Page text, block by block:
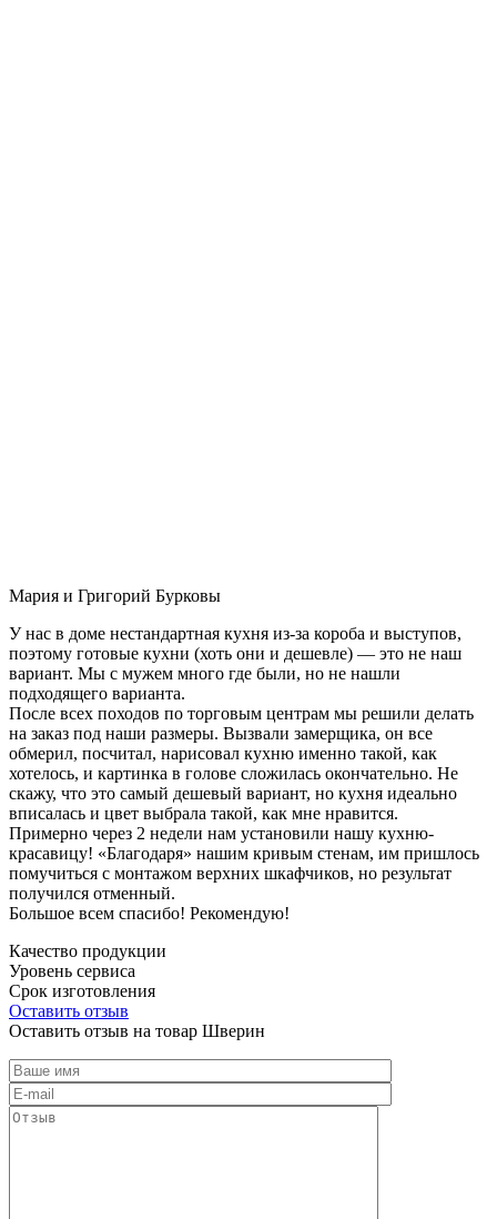
Мария и Григорий Бурковы
У нас в доме нестандартная кухня из-за короба и выступов,
поэтому готовые кухни (хоть они и дешевле) — это не наш
вариант. Мы с мужем много где были, но не нашли
подходящего варианта.
После всех походов по торговым центрам мы решили делать
на заказ под наши размеры. Вызвали замерщика, он все
обмерил, посчитал, нарисовал кухню именно такой, как
хотелось, и картинка в голове сложилась окончательно. Не
скажу, что это самый дешевый вариант, но кухня идеально
вписалась и цвет выбрала такой, как мне нравится.
Примерно через 2 недели нам установили нашу кухню-
красавицу! «Благодаря» нашим кривым стенам, им пришлось
помучиться с монтажом верхних шкафчиков, но результат
получился отменный.
Большое всем спасибо! Рекомендую!
Качество продукции
Уровень сервиса
Срок изготовления
Оставить отзыв
Оставить отзыв на товар Шверин